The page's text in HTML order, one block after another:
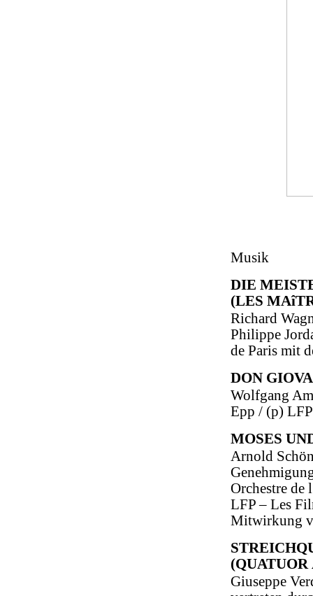
Musik
DIE
(LES
Richard
Philippe
de Paris mit
DON
Wolfgang
Epp / (p)
MOSES
Arnold
Orchestre de
LFP – Les
Mitwirkung
Giuseppe